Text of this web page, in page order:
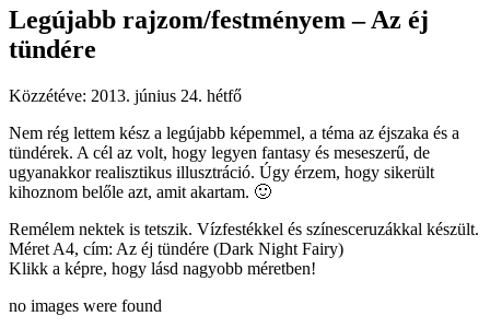
Legújabb rajzom/festményem – Az éj
tündére
Közzétéve: 2013. június 24. hétfő
Nem rég lettem kész a legújabb képemmel, a téma az éjszaka és a
tündérek. A cél az volt, hogy legyen fantasy és meseszerű, de
ugyanakkor realisztikus illusztráció. Úgy érzem, hogy sikerült
kihoznom belőle azt, amit akartam. 🙂
Remélem nektek is tetszik. Vízfestékkel és színesceruzákkal készült.
Méret A4, cím: Az éj tündére (Dark Night Fairy)
Klikk a képre, hogy lásd nagyobb méretben!
no images were found